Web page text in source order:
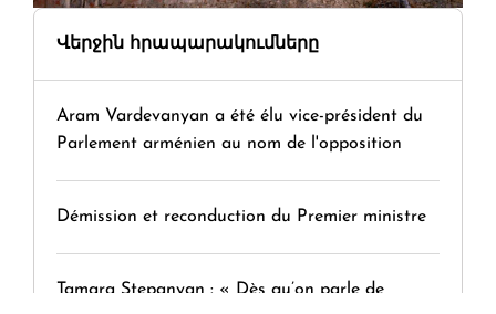
Վերջին հրապարակումները
Aram Vardevanyan a été élu vice-président du
Parlement arménien au nom de l'opposition
Démission et reconduction du Premier ministre
Tamara Stepanyan : « Dès qu’on parle de